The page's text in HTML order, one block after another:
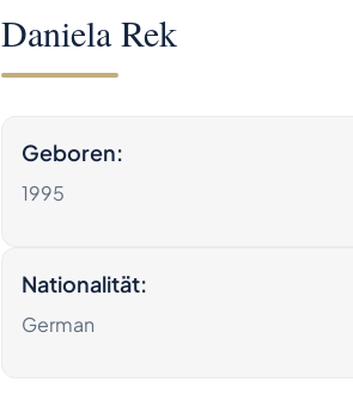
Daniela Rek
Geboren:
1995
Nationalität:
German